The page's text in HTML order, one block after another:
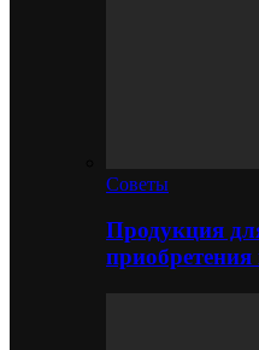
Советы
Продукция
приобретения